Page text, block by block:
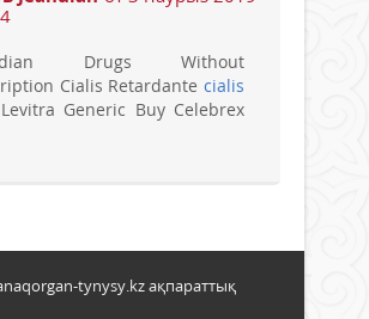
Drugs Without
Cialis Retardante cialis
Generic Buy Celebrex
tynysy.kz ақпараттық